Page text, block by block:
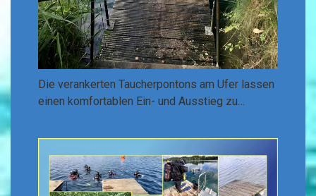
Die verankerten Taucherpontons am Ufer lassen
einen komfortablen Ein- und Ausstieg zu…